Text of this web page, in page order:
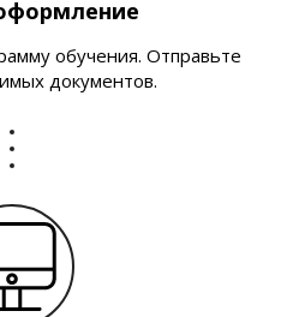
обучения. Отправьте
документов.